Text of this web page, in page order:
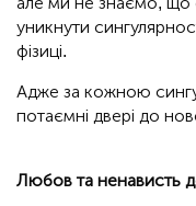
уникнути
фізиці.
Адже за кожною
потаємні двері до
Любов та ненависть